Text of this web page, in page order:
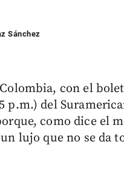
Sánchez
con el
p.m.) del
como dice el
lujo que no se da